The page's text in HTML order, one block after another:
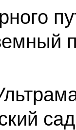
сад